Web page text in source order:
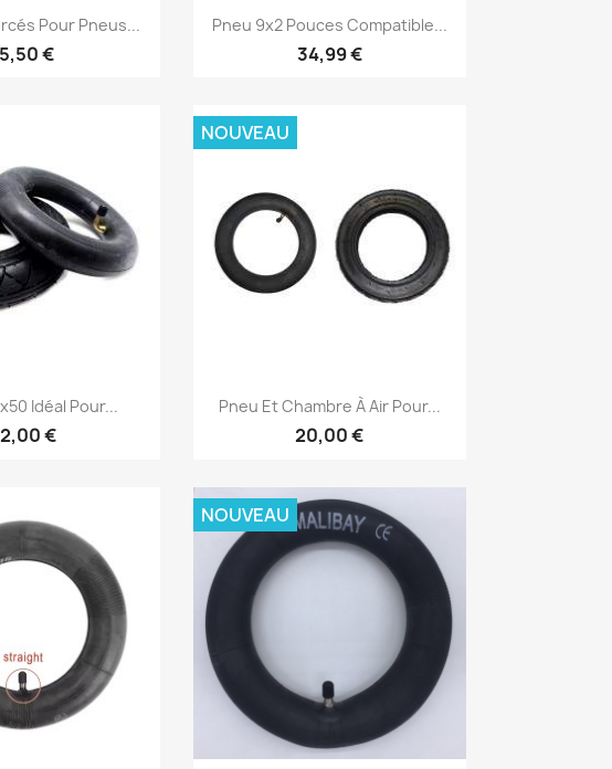
rapide
Pour Pneus...
€
Aperçu rapide
Pneu 9x2 Pouces Compatible...
34,99 €
rapide
Idéal Pour...
€
Aperçu rapide
Pneu Et Chambre À Air Pour...
20,00 €
NOUVEAU
NOUVEAU